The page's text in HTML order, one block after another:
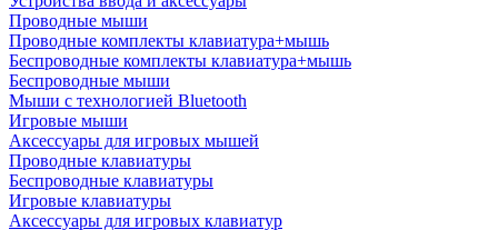
Проводные мыши
Проводные комплекты клавиатура+мышь
Беспроводные комплекты клавиатура+мышь
Беспроводные мыши
Мыши с технологией Bluetooth
Игровые мыши
Аксессуары для игровых мышей
Проводные клавиатуры
Беспроводные клавиатуры
Игровые клавиатуры
Аксессуары для игровых клавиатур